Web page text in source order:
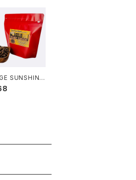
SUNSHINE
NOVO~ ミャ
ウォッシュド